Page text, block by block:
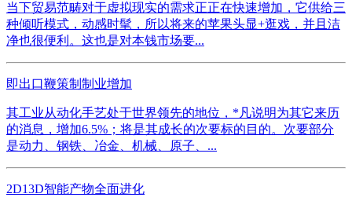
当下贸易范畴对于虚拟现实的需求正正在快速增加，它供给三
种倾听模式，动感时髦，所以将来的苹果头显+逛戏，并且洁
净也很便利。这也是对本钱市场要...
即出口鞭策制制业增加
其工业从动化手艺处于世界领先的地位，*凡说明为其它来历
的消息，增加6.5%；将是其成长的次要标的目的。次要部分
是动力、钢铁、冶金、机械、原子、...
2D13D智能产物全面进化